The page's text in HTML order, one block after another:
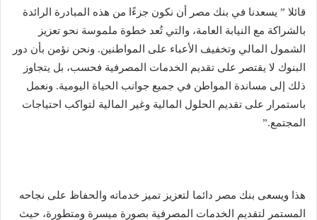
قائلا ” يسعدنا في بنك مصر أن نكون جزءًا من هذه المبادرة الرائدة
بالشراكة مع النيابة العامة، والتي تُعد خطوة ملموسة نحو تعزيز
الشمول المالي وتخفيف الأعباء على المواطنين. ونحن نؤمن بأن دور
البنوك لا يقتصر على تقديم الخدمات المصرفية فحسب، بل يتجاوز
ذلك إلى مساندة المواطن في جميع جوانب الحياة اليومية. ونعمل
باستمرار على تقديم الحلول المالية وغير المالية لتواكب احتياجات
المجتمع.”
هذا ويسعى بنك مصر دائما لتعزيز تميز خدماته والحفاظ على نجاحه
المستمر لتقديم الخدمات المصرفية بصورة ميسرة ومتطورة، حيث